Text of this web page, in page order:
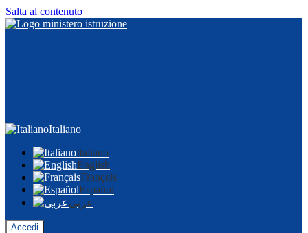
Salta al contenuto
Italiano
Italiano
English
Français
Español
عربى
Accedi